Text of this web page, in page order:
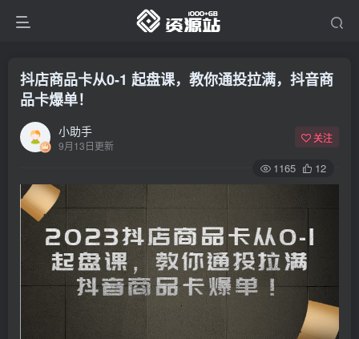
抖店商品卡从0-1 起盘课，教你通投拉满，抖音商
品卡爆单！
小助手
9月13日更新
关注
1165 12